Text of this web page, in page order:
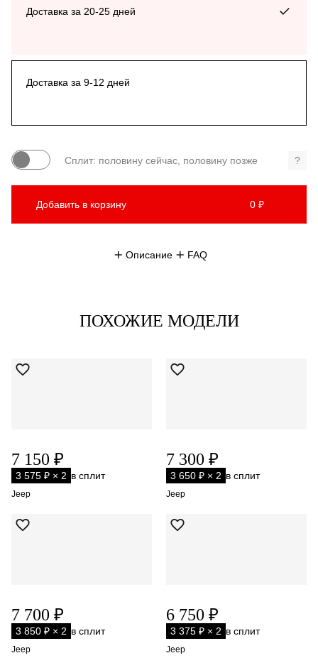
Доставка за 20-25 дней
Доставка за 9-12 дней
Сплит: половину сейчас, половину позже ?
Добавить в корзину 0 ₽
Описание FAQ
ПОХОЖИЕ МОДЕЛИ
7 150 ₽
3 575 ₽ × 2 в сплит
Jeep
7 300 ₽
3 650 ₽ × 2 в сплит
Jeep
7 700 ₽
3 850 ₽ × 2 в сплит
Jeep
6 750 ₽
3 375 ₽ × 2 в сплит
Jeep